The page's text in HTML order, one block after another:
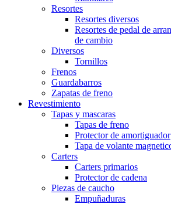
Resortes
Resortes diversos
Resortes de pedal de
de cambio
Diversos
Tornillos
Frenos
Guardabarros
Zapatas de freno
Revestimiento
Tapas y mascaras
Tapas de freno
Protector de amortiguador
Tapa de volante
Carters
Carters primarios
Protector de cadena
Piezas de caucho
Empuñaduras